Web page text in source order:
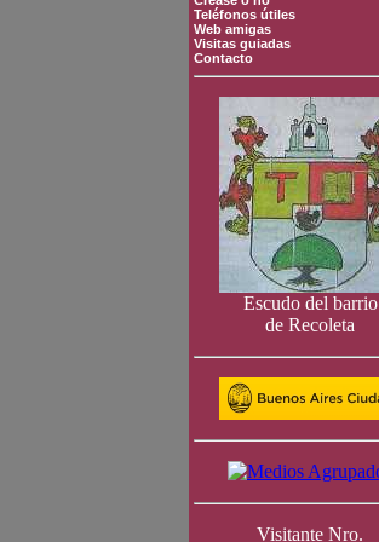
Teléfonos útiles
Web amigas
Visitas guiadas
Contacto
Escudo del barrio
de Recoleta
Visitante Nro.